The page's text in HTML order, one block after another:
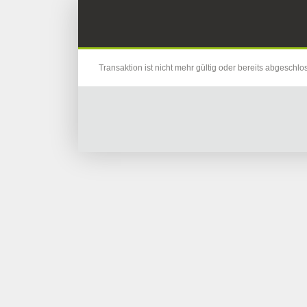
Transaktion ist nicht mehr gültig oder bereits